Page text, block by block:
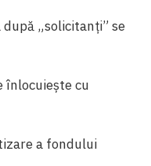
„solicitanți” se
înlocuiește cu
a fondului